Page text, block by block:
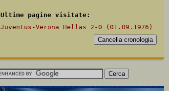
Ultime pagine visitate:
Juventus-Verona Hellas 2-0 (01.09.1976)